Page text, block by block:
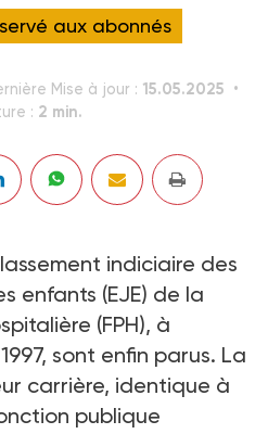
aux abonnés
Mise à jour : 15.05.2025
: 2 min.
indiciaire des
enfants (EJE) de la
(FPH), à
sont enfin parus. La
carrière, identique à
publique